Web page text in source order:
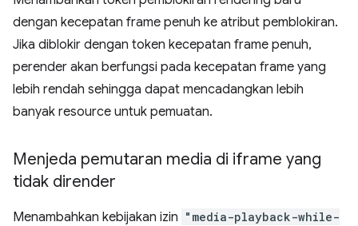
dengan kecepatan frame penuh ke atribut pemblokiran.
Jika diblokir dengan token kecepatan frame penuh,
perender akan berfungsi pada kecepatan frame yang
lebih rendah sehingga dapat mencadangkan lebih
banyak resource untuk pemuatan.
Menjeda pemutaran media di iframe yang
tidak dirender
Menambahkan kebijakan izin "media-playback-while-